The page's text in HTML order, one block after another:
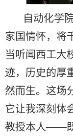
自动化学
家国情怀，将
当听闻西工大
迹，历史的厚
然而生。这场
它让我深刻体
教授本人——